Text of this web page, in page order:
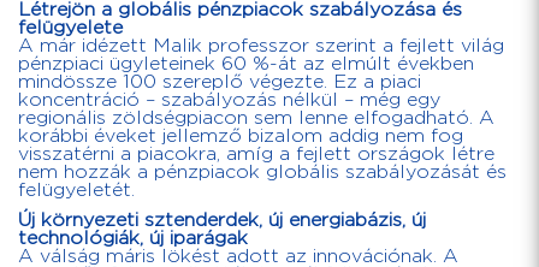
Létrejön a globális pénzpiacok szabályozása és
felügyelete
A már idézett Malik professzor szerint a fejlett világ
pénzpiaci ügyleteinek 60 %-át az elmúlt években
mindössze 100 szereplő végezte. Ez a piaci
koncentráció – szabályozás nélkül – még egy
regionális zöldségpiacon sem lenne elfogadható. A
korábbi éveket jellemző bizalom addig nem fog
visszatérni a piacokra, amíg a fejlett országok létre
nem hozzák a pénzpiacok globális szabályozását és
felügyeletét.
Új környezeti sztenderdek, új energiabázis, új
technológiák, új iparágak
A válság máris lökést adott az innovációnak. A